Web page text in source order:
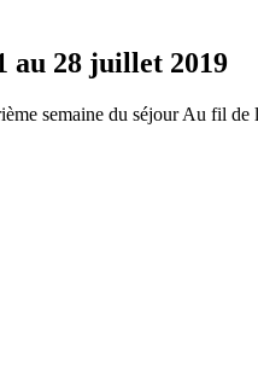
au 28 juillet 2019
semaine du séjour Au fil